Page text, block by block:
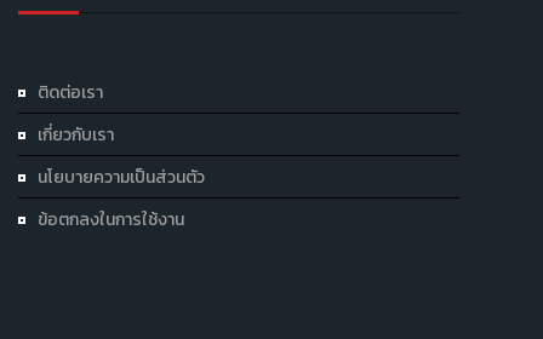
ติดต่อเรา
เกี่ยวกับเรา
นโยบายความเป็นส่วนตัว
ข้อตกลงในการใช้งาน